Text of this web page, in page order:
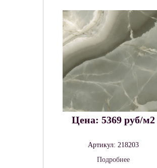
Цена: 5369 руб/м2
Артикул: 218203
Подробнее